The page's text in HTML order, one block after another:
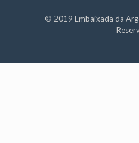
© 2019 Embaixada da